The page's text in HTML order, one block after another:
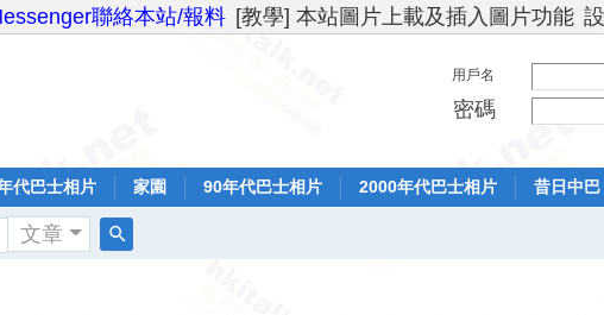
聯絡本站/報料 [教學] 本站圖片上載及插入圖片功能
用戶名
密碼
代巴士相片 家園 90年代巴士相片 2000年代巴士相片 昔日中巴
文章